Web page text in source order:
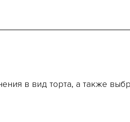
в вид торта, а также